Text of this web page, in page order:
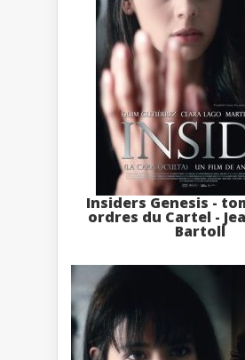
Insiders Genesis -
ordres du Cartel -
Bartoll